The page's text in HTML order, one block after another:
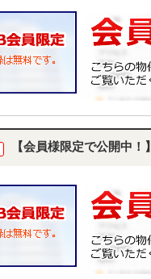
【会員様限定で公開中！】